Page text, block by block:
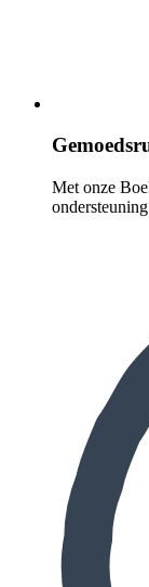
Met onze
ondersteuning